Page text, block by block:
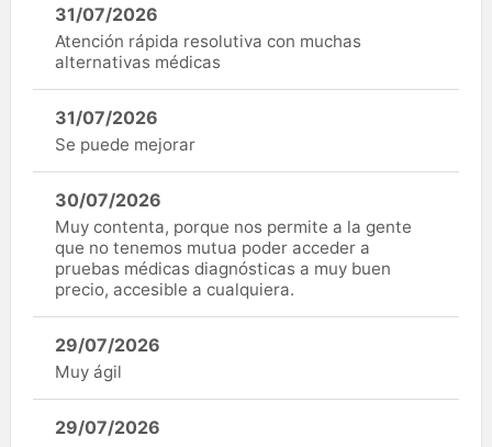
31/07/2026
Atención rápida resolutiva con muchas
alternativas médicas
31/07/2026
Se puede mejorar
30/07/2026
Muy contenta, porque nos permite a la gente
que no tenemos mutua poder acceder a
pruebas médicas diagnósticas a muy buen
precio, accesible a cualquiera.
29/07/2026
Muy ágil
29/07/2026